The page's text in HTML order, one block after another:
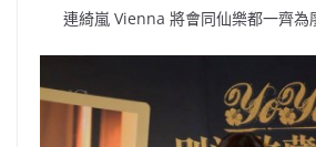
連綺嵐 Vienna 將會同仙樂都一齊為